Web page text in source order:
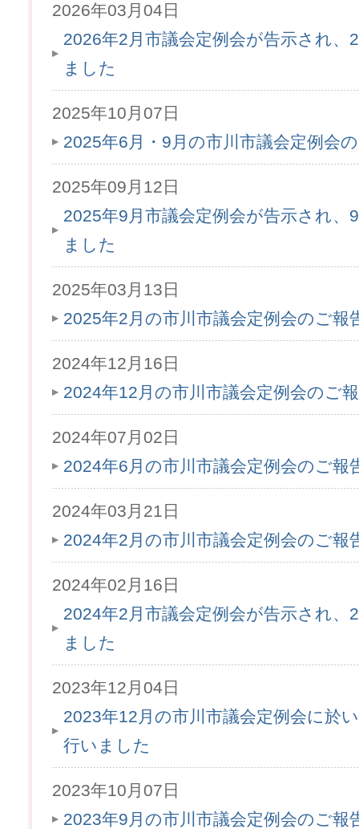
2026年03月04日
2026年2月市議会定例会が告示され、
ました
2025年10月07日
2025年6月・9月の市川市議会定例会
2025年09月12日
2025年9月市議会定例会が告示され、
ました
2025年03月13日
2025年2月の市川市議会定例会のご報
2024年12月16日
2024年12月の市川市議会定例会のご
2024年07月02日
2024年6月の市川市議会定例会のご報
2024年03月21日
2024年2月の市川市議会定例会のご報
2024年02月16日
2024年2月市議会定例会が告示され、
ました
2023年12月04日
2023年12月の市川市議会定例会に於
行いました
2023年10月07日
2023年9月の市川市議会定例会のご報